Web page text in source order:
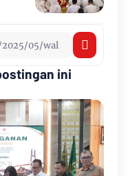
ini